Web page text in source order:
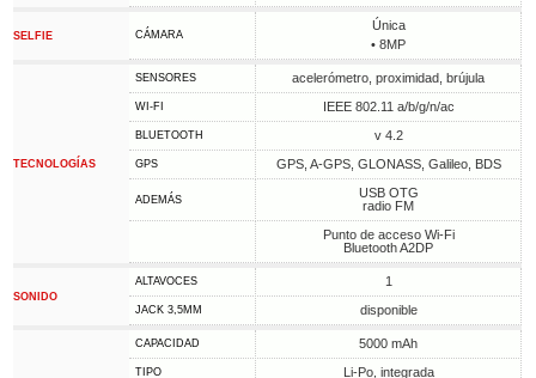
SELFIE CÁMARA
Única
• 8MP
TECNOLOGÍAS
SENSORES acelerómetro, proximidad, brújula
WI-FI IEEE 802.11 a/b/g/n/ac
BLUETOOTH v 4.2
GPS GPS, A-GPS, GLONASS, Galileo, BDS
ADEMÁS
USB OTG
radio FM
Punto de acceso Wi-Fi
Bluetooth A2DP
SONIDO
ALTAVOCES 1
JACK 3,5MM disponible
CAPACIDAD 5000 mAh
TIPO Li-Po, integrada